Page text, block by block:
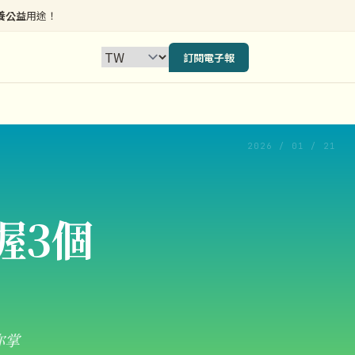
公益用途！
訂閱電子報
2026 / 01 / 21
3個
掌